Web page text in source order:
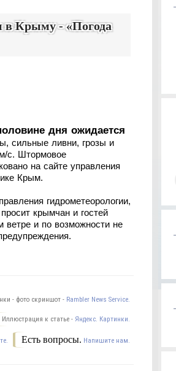
в Крыму - «Погода
дня ожидается
сильные ливни, грозы и
с. Штормовое
на сайте управления
Крым.
гидрометеорологии,
крымчан и гостей
ветре и по возможности не
- фото скриншот - Rambler News Service.
Иллюстрация к статье - Яндекс. Картинки.
Есть вопросы. Напишите нам.